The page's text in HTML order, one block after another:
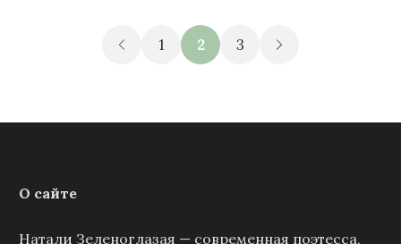
1 2 3
О сайте
Натали Зеленоглазая — современная поэтесса,